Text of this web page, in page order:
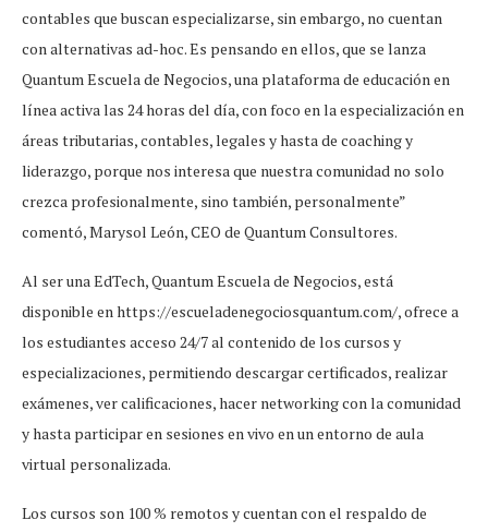
contables que buscan especializarse, sin embargo, no cuentan
con alternativas ad-hoc. Es pensando en ellos, que se lanza
Quantum Escuela de Negocios, una plataforma de educación en
línea activa las 24 horas del día, con foco en la especialización en
áreas tributarias, contables, legales y hasta de coaching y
liderazgo, porque nos interesa que nuestra comunidad no solo
crezca profesionalmente, sino también, personalmente”
comentó, Marysol León, CEO de Quantum Consultores.
Al ser una EdTech, Quantum Escuela de Negocios, está
disponible en https://escueladenegociosquantum.com/, ofrece a
los estudiantes acceso 24/7 al contenido de los cursos y
especializaciones, permitiendo descargar certificados, realizar
exámenes, ver calificaciones, hacer networking con la comunidad
y hasta participar en sesiones en vivo en un entorno de aula
virtual personalizada.
Los cursos son 100 % remotos y cuentan con el respaldo de